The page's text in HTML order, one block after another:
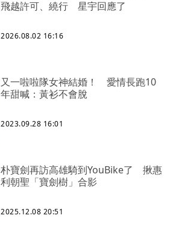
飛越許可、繞行 星宇回應了
2026.08.02 16:16
又一啦啦隊女神結婚！ 愛情長跑10
年甜喊：黃衫不會脫
2023.09.28 16:01
朴寶劍再訪高雄騎到YouBike了 揪惠
利朝聖「寶劍樹」合影
2025.12.08 20:51